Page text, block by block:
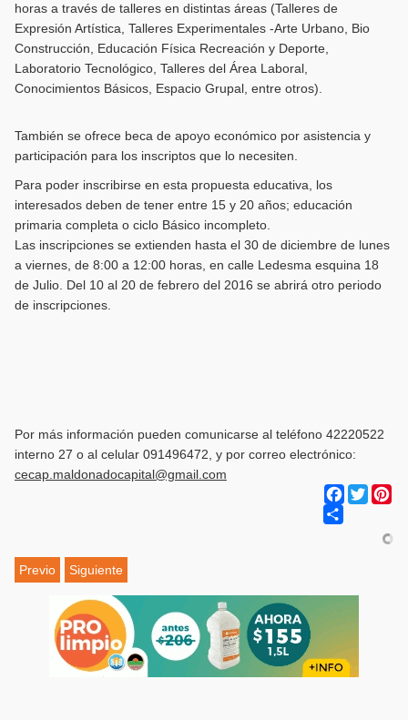
horas a través de talleres en distintas áreas (Talleres de
Expresión Artística, Talleres Experimentales -Arte Urbano, Bio
Construcción, Educación Física Recreación y Deporte,
Laboratorio Tecnológico, Talleres del Área Laboral,
Conocimientos Básicos, Espacio Grupal, entre otros).
También se ofrece beca de apoyo económico por asistencia y
participación para los inscriptos que lo necesiten.
Para poder inscribirse en esta propuesta educativa, los
interesados deben de tener entre 15 y 20 años; educación
primaria completa o ciclo Básico incompleto.
Las inscripciones se extienden hasta el 30 de diciembre de lunes
a viernes, de 8:00 a 12:00 horas, en calle Ledesma esquina 18
de Julio. Del 10 al 20 de febrero del 2016 se abrirá otro periodo
de inscripciones.
Por más información pueden comunicarse al teléfono 42220522
interno 27 o al celular 091496472, y por correo electrónico:
cecap.maldonadocapital@gmail.com
Facebook
Twitter
Previo Siguiente